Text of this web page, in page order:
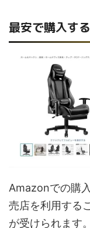
最安で購入す
Amazonでの購
売店を利用する
が受けられます